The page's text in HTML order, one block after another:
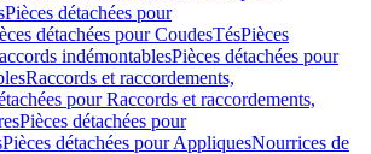
Pièces détachées pour
détachées pour CoudesTésPièces
indémontablesPièces détachées pour
Raccords et raccordements,
pour Raccords et raccordements,
Pièces détachées pour
Pièces détachées pour AppliquesNourrices de